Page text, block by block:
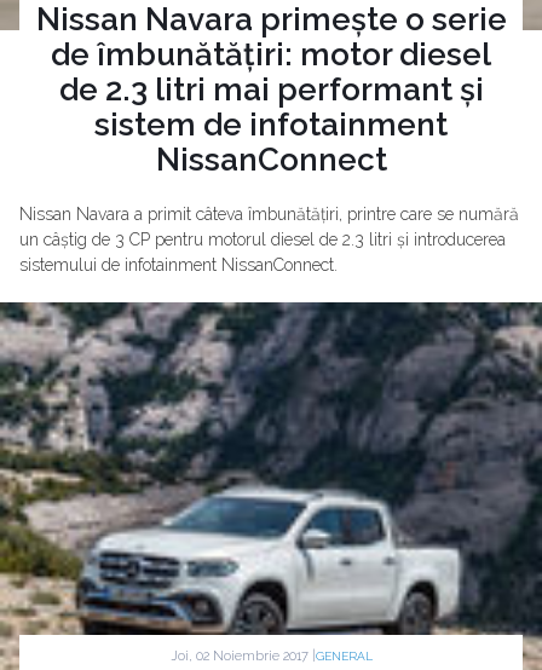
Nissan Navara primește o serie
de îmbunătățiri: motor diesel
de 2.3 litri mai performant și
sistem de infotainment
NissanConnect
Nissan Navara a primit câteva îmbunătățiri, printre care se numără
un câștig de 3 CP pentru motorul diesel de 2.3 litri și introducerea
sistemului de infotainment NissanConnect.
Joi, 02 Noiembrie 2017 | GENERAL